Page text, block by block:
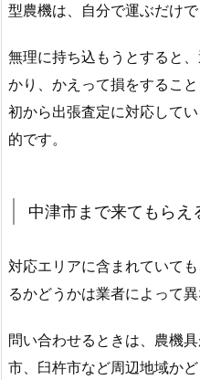
型農機は、自分で運ぶだけで
無理に持ち込もうとすると
かり、かえって損をするこ
初から出張査定に対応して
的です。
中津市まで来てもらえ
対応エリアに含まれていて
るかどうかは業者によって異
問い合わせるときは、農機
市、臼杵市など周辺地域かど